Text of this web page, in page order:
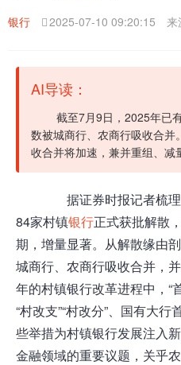
银行 2025-07-10 09:20:15
AI导读：
截至7月9日，2025年已
数被城商行、农商行吸收合并
收合并将加速，兼并重组、减
据证券时报记者梳理
84家村镇银行正式获批解散
期，增量显著。从解散缘由
城商行、农商行吸收合并，
年的村镇银行改革进程中，
“村改支”“村改分”、国有大
些举措为村镇银行发展注入新
金融领域的重要议题，关乎